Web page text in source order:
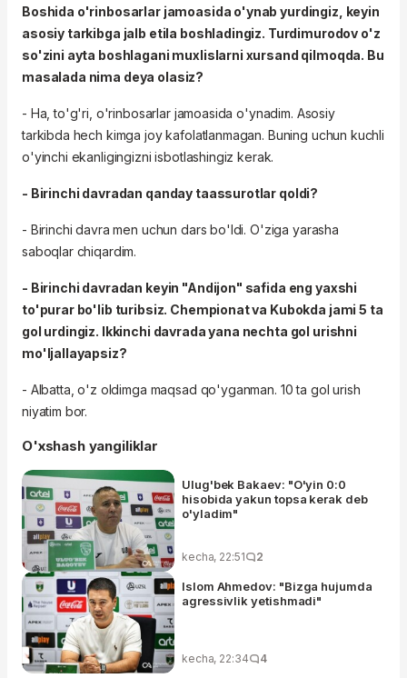
Boshida o'rinbosarlar jamoasida o'ynab yurdingiz, keyin
asosiy tarkibga jalb etila boshladingiz. Turdimurodov o'z
so'zini ayta boshlagani muxlislarni xursand qilmoqda. Bu
masalada nima deya olasiz?
- Ha, to'g'ri, o'rinbosarlar jamoasida o'ynadim. Asosiy
tarkibda hech kimga joy kafolatlanmagan. Buning uchun kuchli
o'yinchi ekanligingizni isbotlashingiz kerak.
- Birinchi davradan qanday taassurotlar qoldi?
- Birinchi davra men uchun dars bo'ldi. O'ziga yarasha
saboqlar chiqardim.
- Birinchi davradan keyin "Andijon" safida eng yaxshi
to'purar bo'lib turibsiz. Chempionat va Kubokda jami 5 ta
gol urdingiz. Ikkinchi davrada yana nechta gol urishni
mo'ljallayapsiz?
- Albatta, o'z oldimga maqsad qo'yganman. 10 ta gol urish
niyatim bor.
O'xshash yangiliklar
Ulug'bek Bakaev: "O'yin 0:0
hisobida yakun topsa kerak deb
o'yladim"
kecha, 22:51 2
Islom Ahmedov: "Bizga hujumda
agressivlik yetishmadi"
kecha, 22:34 4